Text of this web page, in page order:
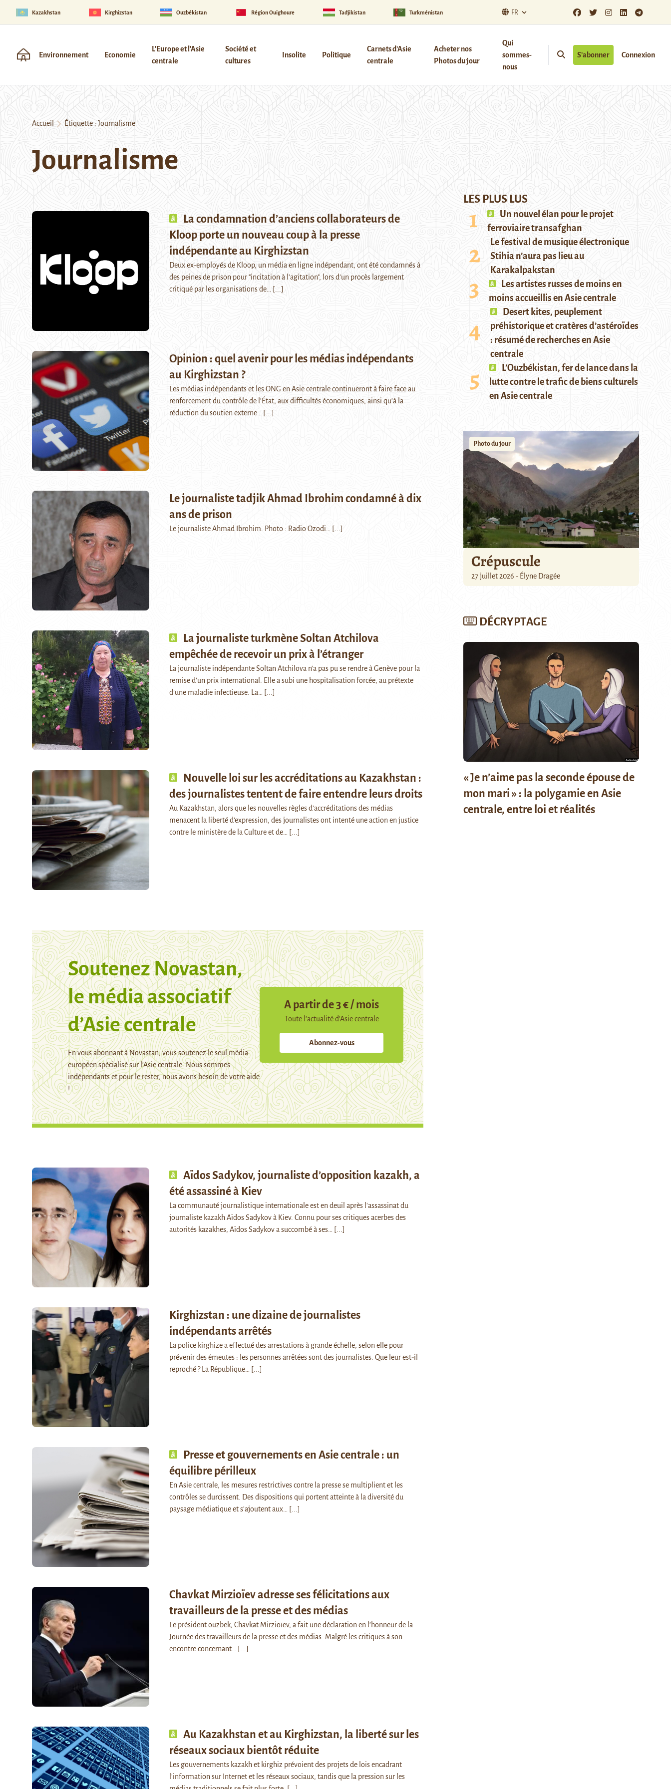
Kazakhstan Kirghizstan Ouzbékistan Région Ouïghoure Tadjikistan Turkménistan FR
Environnement Economie
L'Europe et l'Asie
centrale
Société et
cultures
Insolite Politique
Carnets d’Asie
centrale
Acheter nos
Photos du jour
Qui
sommes-
nous
S’abonner Connexion
Accueil Étiquette : Journalisme
Journalisme
La condamnation d’anciens collaborateurs de
Kloop porte un nouveau coup à la presse
indépendante au Kirghizstan
Deux ex-employés de Kloop, un média en ligne indépendant, ont été condamnés à
des peines de prison pour "incitation à l'agitation", lors d'un procès largement
critiqué par les organisations de…
[...]
Opinion : quel avenir pour les médias indépendants
au Kirghizstan ?
Les médias indépendants et les ONG en Asie centrale continueront à faire face au
renforcement du contrôle de l’État, aux difficultés économiques, ainsi qu’à la
réduction du soutien externe…
[...]
Le journaliste tadjik Ahmad Ibrohim condamné à dix
ans de prison
Le journaliste Ahmad Ibrohim. Photo : Radio Ozodi… [...]
La journaliste turkmène Soltan Atchilova
empêchée de recevoir un prix à l’étranger
La journaliste indépendante Soltan Atchilova n'a pas pu se rendre à Genève pour la
remise d'un prix international. Elle a subi une hospitalisation forcée, au prétexte
d’une maladie infectieuse. La…
[...]
Nouvelle loi sur les accréditations au Kazakhstan :
des journalistes tentent de faire entendre leurs droits
Au Kazakhstan, alors que les nouvelles règles d’accréditations des médias
menacent la liberté d’expression, des journalistes ont intenté une action en justice
contre le ministère de la Culture et de…
[...]
Soutenez Novastan,
le média associatif
d’Asie centrale
En vous abonnant à Novastan, vous soutenez le seul média
européen spécialisé sur l’Asie centrale. Nous sommes
indépendants et pour le rester, nous avons besoin de votre aide
!
A partir de 3 € / mois
Toute l’actualité d’Asie centrale
Abonnez-vous
Aïdos Sadykov, journaliste d’opposition kazakh, a
été assassiné à Kiev
La communauté journalistique internationale est en deuil après l'assassinat du
journaliste kazakh Aïdos Sadykov à Kiev. Connu pour ses critiques acerbes des
autorités kazakhes, Aïdos Sadykov a succombé à ses…
[...]
Kirghizstan : une dizaine de journalistes
indépendants arrêtés
La police kirghize a effectué des arrestations à grande échelle, selon elle pour
prévenir des émeutes : les personnes arrêtées sont des journalistes. Que leur est-il
reproché ? La République…
[...]
Presse et gouvernements en Asie centrale : un
équilibre périlleux
En Asie centrale, les mesures restrictives contre la presse se multiplient et les
contrôles se durcissent. Des dispositions qui portent atteinte à la diversité du
paysage médiatique et s’ajoutent aux…
[...]
Chavkat Mirzioïev adresse ses félicitations aux
travailleurs de la presse et des médias
Le président ouzbek, Chavkat Mirzioïev, a fait une déclaration en l’honneur de la
Journée des travailleurs de la presse et des médias. Malgré les critiques à son
encontre concernant…
[...]
Au Kazakhstan et au Kirghizstan, la liberté sur les
réseaux sociaux bientôt réduite
Les gouvernements kazakh et kirghiz prévoient des projets de lois encadrant
l'information sur Internet et les réseaux sociaux, tandis que la pression sur les
LES PLUS LUS
Un nouvel élan pour le projet
ferroviaire transafghan
Le festival de musique électronique
Stihia n’aura pas lieu au
Karakalpakstan
Les artistes russes de moins en
moins accueillis en Asie centrale
Desert kites, peuplement
préhistorique et cratères d’astéroïdes
: résumé de recherches en Asie
centrale
L’Ouzbékistan, fer de lance dans la
lutte contre le trafic de biens culturels
en Asie centrale
Photo du jour
Crépuscule
27 juillet 2026 - Élyne Dragée
DÉCRYPTAGE
« Je n’aime pas la seconde épouse de
mon mari » : la polygamie en Asie
centrale, entre loi et réalités